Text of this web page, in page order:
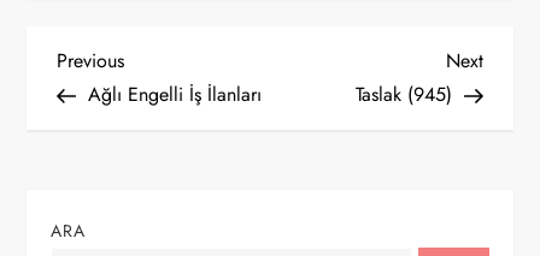
Y
ı
Previous
Post
Previous
Ağlı Engelli İş İlanları
Next
Post
Next
Taslak (945)
ARA